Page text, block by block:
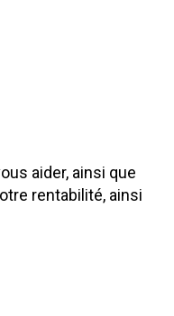
aider, ainsi que
rentabilité, ainsi